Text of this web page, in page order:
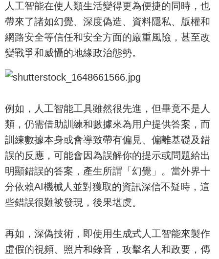
人工智能在使人類生活變得更為便捷的同時，也
帶來了諸如幻覺、深度偽造、資料隱私、版權和
網路安全等信任和安全方面的嚴重風險，甚至改
變戰爭和威懾的地緣政治態勢。
例如，人工智能工具雖然很先進，但畢竟不是人
類，仍需借助訓練和數據來為用户提供答案，而
訓練數據本身或會導致帶有偏見、偏離基礎及錯
誤的反應，可能會因為誤解你的提示或問題給出
明顯錯誤的答案，產生所謂「幻覺」。當外界十
分依賴AI機械人並對獲取的資訊深信不疑時，這
些錯誤很難被發現，後果堪虞。
再如，深偽技術，即使用生成式人工智能來製作
虛假的視頻、照片和錄音，攻擊名人和政要，傳